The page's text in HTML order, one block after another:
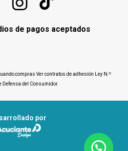
de pagos aceptados
compras Ver contratos de adhesión Ley N.º
Defensa del Consumidor.
por